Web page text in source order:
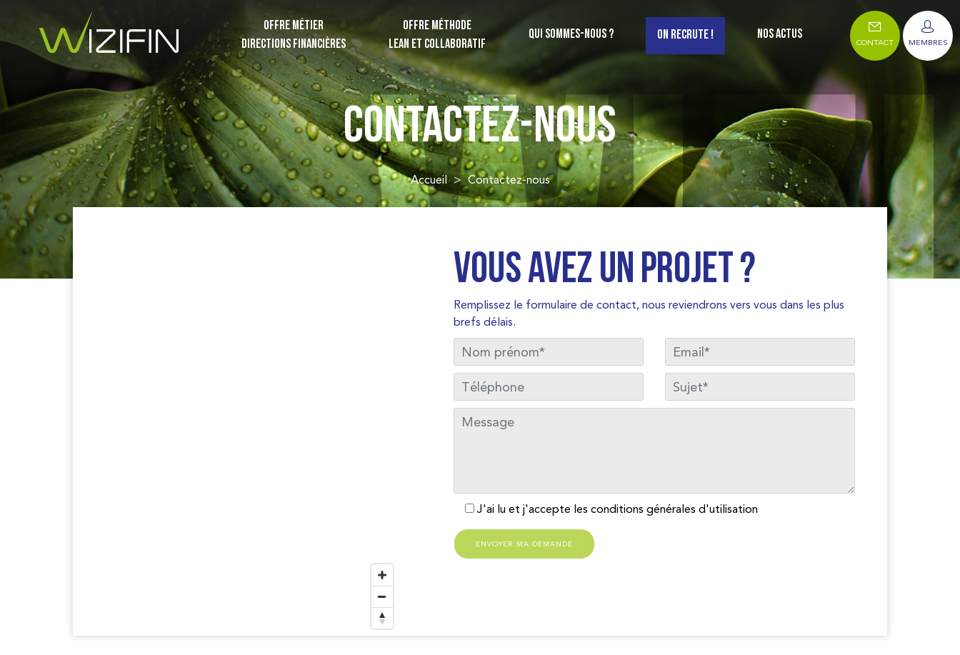
OFFRE MÉTIER
DIRECTIONS FINANCIÈRES
OFFRE MÉTHODE
LEAN ET COLLABORATIF
QUI SOMMES-NOUS ? ON RECRUTE ! NOS ACTUS
CONTACT MEMBRES
CONTACTEZ-NOUS
Accueil > Contactez-nous
Vous avez un projet ?
Remplissez le formulaire de contact, nous reviendrons vers vous dans les plus
brefs délais.
nom
email
Téléphone Sujet
Message
J'ai lu et j'accepte les conditions générales d'utilisation